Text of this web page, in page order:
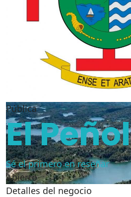
Pública
El Peñol
Sé el primero en reseñar
Abierto
Detalles del negocio